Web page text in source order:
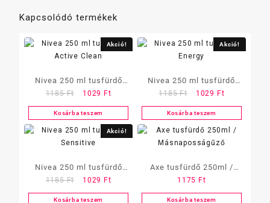
Kapcsolódó termékek
Akció!
Nivea 250 ml tusfürdő
Active Clean
1185Ft
Original
price
was:
1185 Ft.
1029 FtCurrent
price
is:
1029 Ft.
Kosárba teszem
Akció!
Nivea 250 ml tusfürdő
Energy
1185Ft
Original
price
was:
1185 Ft.
1029 FtCurrent
price
is:
1029 Ft.
Kosárba teszem
Akció!
Nivea 250 ml tusfürdő
Sensitive
1185Ft
Original
price
1029 FtCurrent
price
Kosárba teszem
Axe tusfürdő 250ml /
Másnaposságűző
1175 Ft
Kosárba teszem